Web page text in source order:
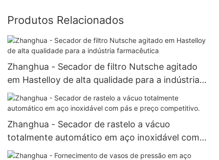
Produtos Relacionados
Zhanghua - Secador de filtro Nutsche agitado
em Hastelloy de alta qualidade para a indústria
farmacêutica
Zhanghua - Secador de rastelo a vácuo
totalmente automático em aço inoxidável com
pás e preço competitivo.